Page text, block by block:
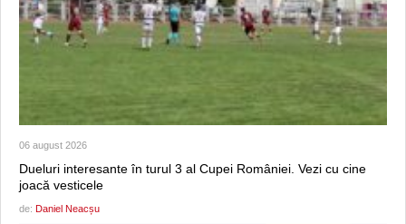
06 august 2026
Dueluri interesante în turul 3 al Cupei României. Vezi cu cine
joacă vesticele
de: Daniel Neacșu